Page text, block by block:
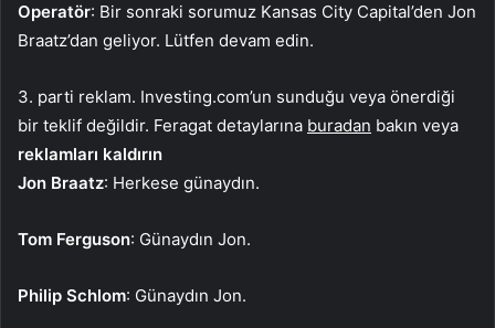
Operatör: Bir sonraki sorumuz Kansas City Capital’den Jon
Braatz’dan geliyor. Lütfen devam edin.
3. parti reklam. Investing.com’un sunduğu veya önerdiği
bir teklif değildir. Feragat detaylarına buradan bakın veya
reklamları kaldırın
Jon Braatz: Herkese günaydın.
Tom Ferguson: Günaydın Jon.
Philip Schlom: Günaydın Jon.